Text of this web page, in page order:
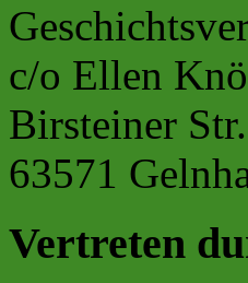
c/o Ellen
Birsteiner
63571
Vertreten